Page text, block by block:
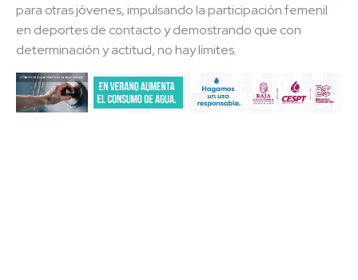
para otras jóvenes, impulsando la participación femenil
en deportes de contacto y demostrando que con
determinación y actitud, no hay límites.